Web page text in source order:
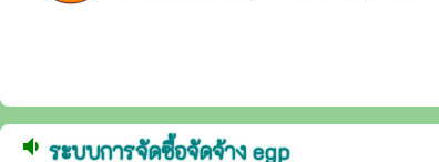
volume_down ระบบการจัดซื้อจัดจ้าง egp